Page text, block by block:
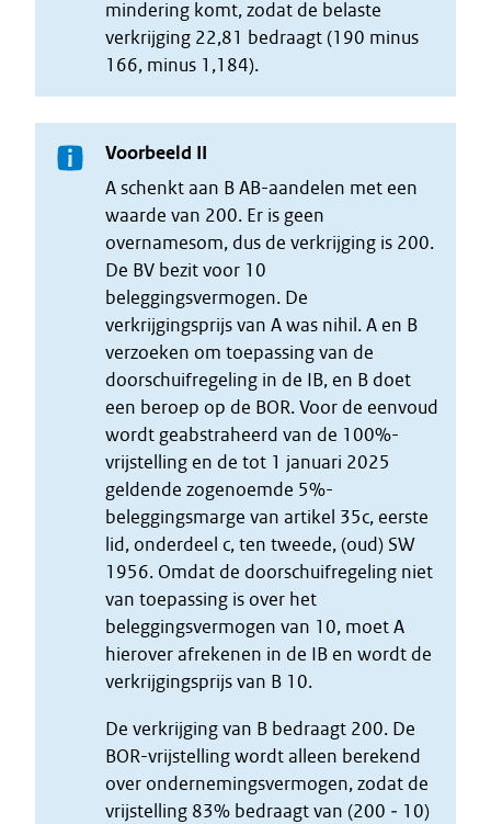
mindering komt, zodat de belaste
verkrijging 22,81 bedraagt (190 minus
166, minus 1,184).
Voorbeeld II
A schenkt aan B AB-aandelen met een
waarde van 200. Er is geen
overnamesom, dus de verkrijging is 200.
De BV bezit voor 10
beleggingsvermogen. De
verkrijgingsprijs van A was nihil. A en B
verzoeken om toepassing van de
doorschuifregeling in de IB, en B doet
een beroep op de BOR. Voor de eenvoud
wordt geabstraheerd van de 100%-
vrijstelling en de tot 1 januari 2025
geldende zogenoemde 5%-
beleggingsmarge van artikel 35c, eerste
lid, onderdeel c, ten tweede, (oud) SW
1956. Omdat de doorschuifregeling niet
van toepassing is over het
beleggingsvermogen van 10, moet A
hierover afrekenen in de IB en wordt de
verkrijgingsprijs van B 10.
De verkrijging van B bedraagt 200. De
BOR-vrijstelling wordt alleen berekend
over ondernemingsvermogen, zodat de
vrijstelling 83% bedraagt van (200 ‒ 10)